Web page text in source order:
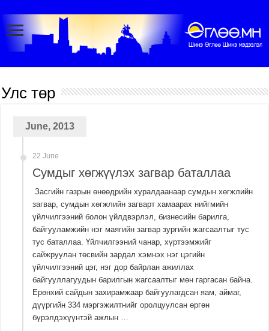
Улс төр
June, 2013
22 June
Сумдыг хөгжүүлэх загвар баталлаа
Засгийн газрын өнөөдрийн хуралдаанаар сумдын хөгжлийн
загвар, сумдын хөгжлийн загварт хамаарах нийгмийн
үйлчилгээний болон үйлдвэрлэл, бизнесийн барилга,
байгууламжийн нэг маягийн загвар зургийн жагсаалтыг тус
тус баталлаа. Үйлчилгээний чанар, хүртээмжийг
сайжруулан төсвийн зардал хэмнэх нэг цэгийн
үйлчилгээний цэг, нэг дор байрлан ажиллах
байгууллагуудын барилгын жагсаалтыг мөн гаргасан байна.
Ерөнхий сайдын захирамжаар байгуулагдсан яам, аймаг,
дүүргийн 334 мэргэжилтнийг оролцуулсан өргөн
бүрэлдэхүүнтэй ажлын …